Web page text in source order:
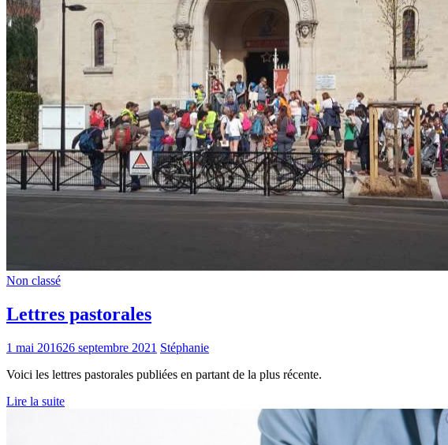
Non classé
Lettres pastorales
1 mai 201626 septembre 2021 Stéphanie
Voici les lettres pastorales publiées en partant de la plus récente.
Lire la suite